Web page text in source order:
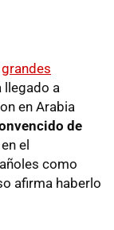
grandes
llegado a
en Arabia
de
en el
como
afirma haberlo